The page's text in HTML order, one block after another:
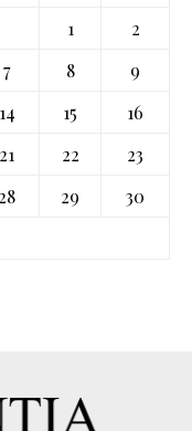
1
2
7 8
9
14 15
16
21 22
23
28 29
30